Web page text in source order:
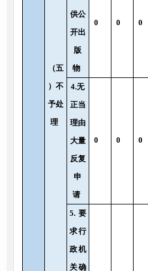
（五
）不
予处
理
供公
开出
版
物
0 0 0
4.无
正当
理由
大量
反复
申
请
0 0 0
5.要
求行
政机
关确